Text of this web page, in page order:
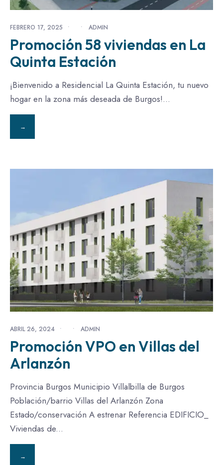
FEBRERO 17, 2025 • • ADMIN
Promoción 58 viviendas en La
Quinta Estación
¡Bienvenido a Residencial La Quinta Estación, tu nuevo
hogar en la zona más deseada de Burgos!...
→
ABRIL 26, 2024 • • ADMIN
Promoción VPO en Villas del
Arlanzón
Provincia Burgos Municipio Villalbilla de Burgos
Población/barrio Villas del Arlanzón Zona
Estado/conservación A estrenar Referencia EDIFICIO_
Viviendas de...
→